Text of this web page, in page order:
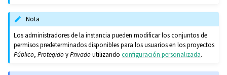
Nota
Los administradores de la instancia pueden modificar los conjuntos de
permisos predeterminados disponibles para los usuarios en los proyectos
Público,ProtegidoyPrivadoutilizandoconfiguración personalizada.